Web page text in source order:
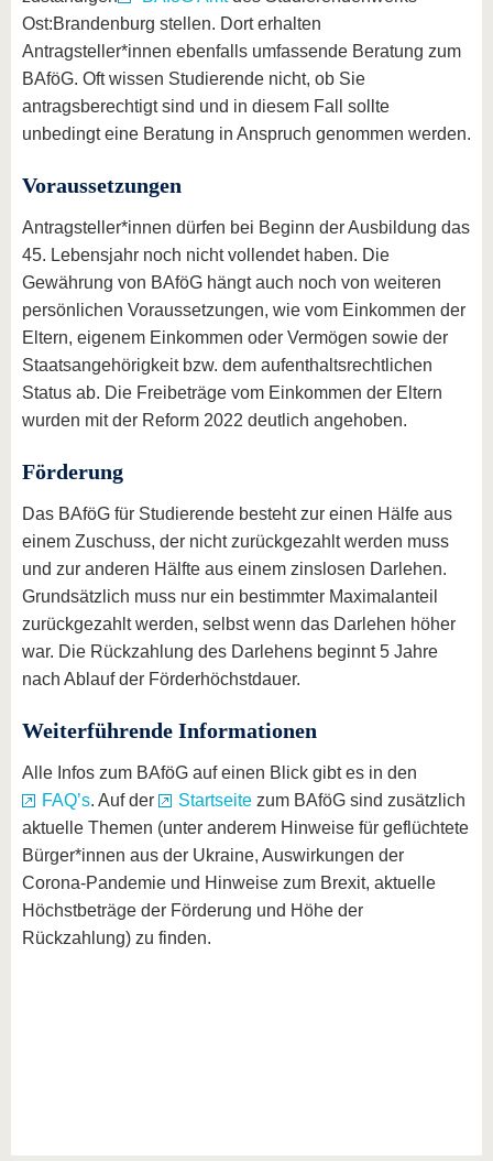
Ost:Brandenburg stellen. Dort erhalten
Antragsteller*innen ebenfalls umfassende Beratung zum
BAföG. Oft wissen Studierende nicht, ob Sie
antragsberechtigt sind und in diesem Fall sollte
unbedingt eine Beratung in Anspruch genommen werden.
Voraussetzungen
Antragsteller*innen dürfen bei Beginn der Ausbildung das
45. Lebensjahr noch nicht vollendet haben. Die
Gewährung von BAföG hängt auch noch von weiteren
persönlichen Voraussetzungen, wie vom Einkommen der
Eltern, eigenem Einkommen oder Vermögen sowie der
Staatsangehörigkeit bzw. dem aufenthaltsrechtlichen
Status ab. Die Freibeträge vom Einkommen der Eltern
wurden mit der Reform 2022 deutlich angehoben.
Förderung
Das BAföG für Studierende besteht zur einen Hälfe aus
einem Zuschuss, der nicht zurückgezahlt werden muss
und zur anderen Hälfte aus einem zinslosen Darlehen.
Grundsätzlich muss nur ein bestimmter Maximalanteil
zurückgezahlt werden, selbst wenn das Darlehen höher
war. Die Rückzahlung des Darlehens beginnt 5 Jahre
nach Ablauf der Förderhöchstdauer.
Weiterführende Informationen
Alle Infos zum BAföG auf einen Blick gibt es in den
FAQ’s. Auf der Startseite zum BAföG sind zusätzlich
aktuelle Themen (unter anderem Hinweise für geflüchtete
Bürger*innen aus der Ukraine, Auswirkungen der
Corona-Pandemie und Hinweise zum Brexit, aktuelle
Höchstbeträge der Förderung und Höhe der
Rückzahlung) zu finden.